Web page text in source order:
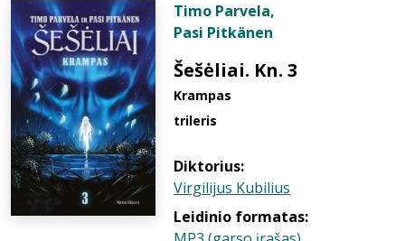
Timo Parvela,
Pasi Pitkänen
Šešėliai. Kn. 3
Krampas
trileris
Diktorius:
Virgilijus Kubilius
Leidinio formatas: